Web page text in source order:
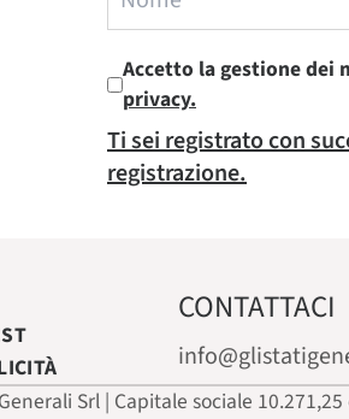
Accetto la gestione dei
privacy.
Ti sei registrato con
registrazione.
CONTATTACI
Srl | Capitale sociale